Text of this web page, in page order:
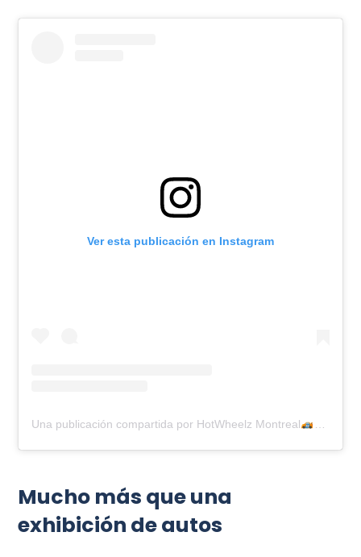
Ver esta publicación en Instagram
Una publicación compartida por HotWheelz Montreal
Mucho más que una
exhibición de autos